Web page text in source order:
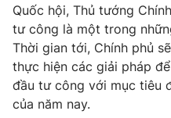
Giấy phép hoạt động báo in
cấp ngày 29/12/2023
Tổng Biên tập:
Vũ Thanh Thủy
Phó Tổng Biên tập:Nguyễn
Nguyễn Trọng Ninh
Tổng đài VTV:024.38 355
Quốc hội, Thủ tướng
tư công là một trong
Thời gian tới, Chính phủ
thực hiện các giải pháp
đầu tư công với mục tiêu
của năm nay.